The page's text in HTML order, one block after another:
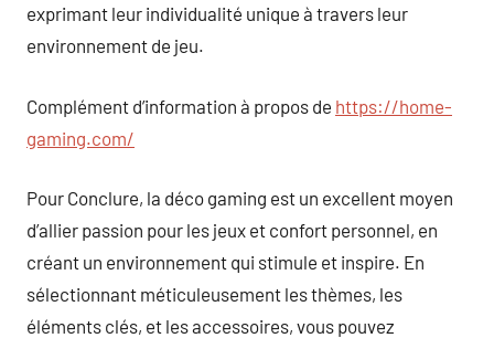
exprimant leur individualité unique à travers leur
environnement de jeu.
Complément d’information à propos de https://home-
gaming.com/
Pour Conclure, la déco gaming est un excellent moyen
d’allier passion pour les jeux et confort personnel, en
créant un environnement qui stimule et inspire. En
sélectionnant méticuleusement les thèmes, les
éléments clés, et les accessoires, vous pouvez